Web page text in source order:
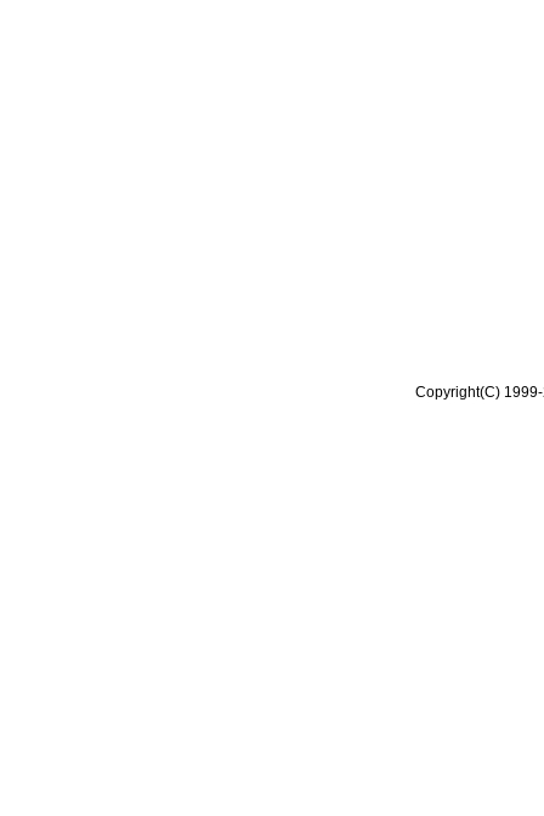
Copyright(C)